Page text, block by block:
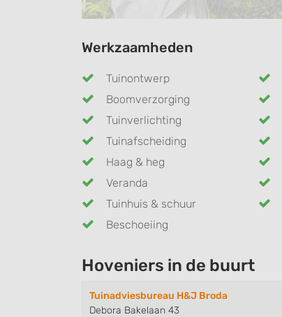
Werkzaamheden
Tuinontwerp
Boomverzorging
Tuinverlichting
Tuinafscheiding
Haag & heg
Veranda
Tuinhuis & schuur
Beschoeiing
Hoveniers in de buurt
Tuinadviesbureau H&J Broda
Debora Bakelaan 43